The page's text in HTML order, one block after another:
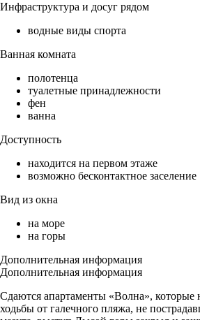
Инфраструктура и досуг рядом
водные виды спорта
Ванная комната
полотенца
туалетные принадлежности
фен
ванна
Доступность
находится на первом этаже
возможно бесконтактное заселение
Вид из окна
на море
на горы
Дополнительная информация
Дополнительная информация
Сдаются апартаменты «Волна», которые
ходьбы от галечного пляжа, не